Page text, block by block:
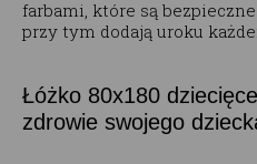
farbami, które są
przy tym dodają uroku
Łóżko 80x180
zdrowie swojego